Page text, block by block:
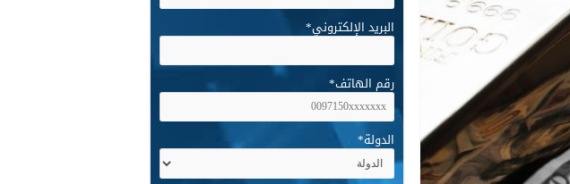
البريد الإلكتروني*
رقم الهاتف*
الدولة*